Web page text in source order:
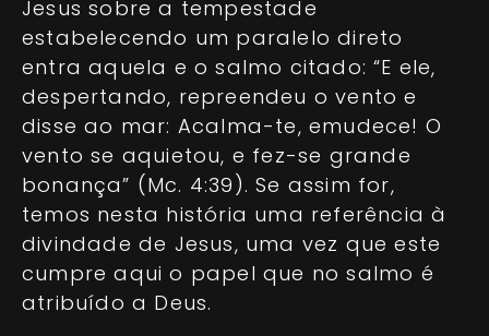
Jesus sobre a tempestade
estabelecendo um paralelo direto
entra aquela e o salmo citado: “E ele,
despertando, repreendeu o vento e
disse ao mar: Acalma-te, emudece! O
vento se aquietou, e fez-se grande
bonança” (Mc. 4:39). Se assim for,
temos nesta história uma referência à
divindade de Jesus, uma vez que este
cumpre aqui o papel que no salmo é
atribuído a Deus.